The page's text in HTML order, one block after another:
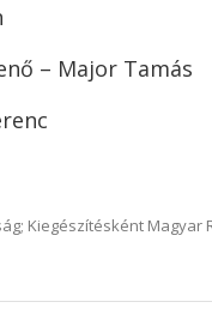
– Major Tamás
Kiegészítésként Magyar